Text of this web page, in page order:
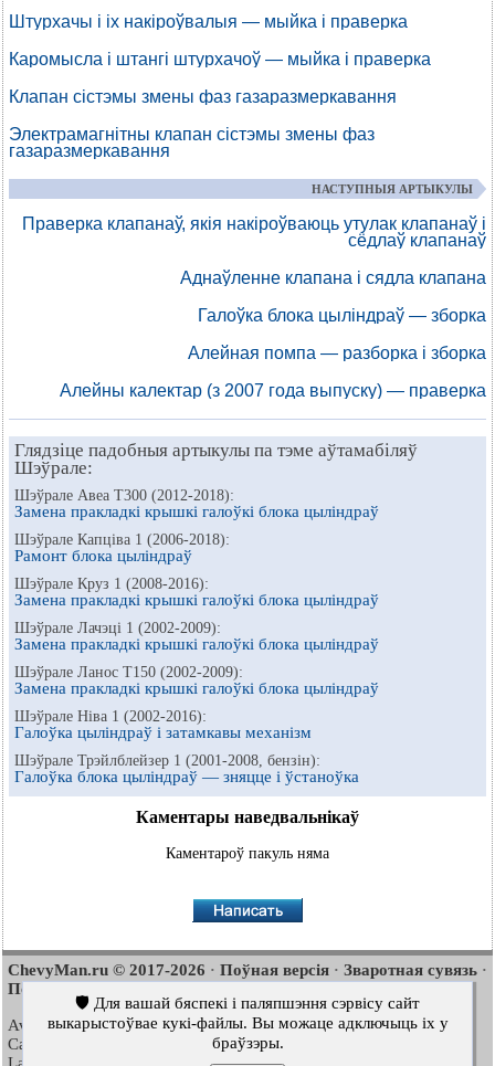
Штурхачы і іх накіроўвалыя — мыйка і праверка
Каромысла і штангі штурхачоў — мыйка і праверка
Клапан сістэмы змены фаз газаразмеркавання
Электрамагнітны клапан сістэмы змены фаз
газаразмеркавання
НАСТУПНЫЯ АРТЫКУЛЫ
Праверка клапанаў, якія накіроўваюць утулак клапанаў і
сёдлаў клапанаў
Аднаўленне клапана і сядла клапана
Галоўка блока цыліндраў — зборка
Алейная помпа — разборка і зборка
Алейны калектар (з 2007 года выпуску) — праверка
Глядзіце падобныя артыкулы па тэме аўтамабіляў
Шэўрале:
Шэўрале Авеа Т300 (2012-2018):
Замена пракладкі крышкі галоўкі блока цыліндраў
Шэўрале Капціва 1 (2006-2018):
Рамонт блока цыліндраў
Шэўрале Круз 1 (2008-2016):
Замена пракладкі крышкі галоўкі блока цыліндраў
Шэўрале Лачэці 1 (2002-2009):
Замена пракладкі крышкі галоўкі блока цыліндраў
Шэўрале Ланос Т150 (2002-2009):
Замена пракладкі крышкі галоўкі блока цыліндраў
Шэўрале Ніва 1 (2002-2016):
Галоўка цыліндраў і затамкавы механізм
Шэўрале Трэйлблейзер 1 (2001-2008, бензін):
Галоўка блока цыліндраў — зняцце і ўстаноўка
Каментары наведвальнікаў
Каментароў пакуль няма
ChevyMan.ru © 2017-2026 · Поўная версія · Зваротная сувязь ·
Пошук па сайце
Aveo2003-2008·Aveo2006-2011· Aveo2012-2018·
Captiva 2008-2016·Lacetti
🛡️ Для вашай бяспекі і паляпшэння сэрвісу сайт
выкарыстоўвае кукі-файлы. Вы можаце адключыць іх у
браўзэры.